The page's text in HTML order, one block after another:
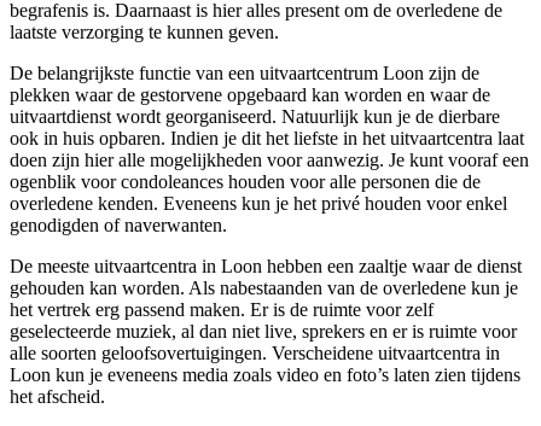
begrafenis is. Daarnaast is hier alles present om de overledene de
laatste verzorging te kunnen geven.
De belangrijkste functie van een uitvaartcentrum Loon zijn de
plekken waar de gestorvene opgebaard kan worden en waar de
uitvaartdienst wordt georganiseerd. Natuurlijk kun je de dierbare
ook in huis opbaren. Indien je dit het liefste in het uitvaartcentra laat
doen zijn hier alle mogelijkheden voor aanwezig. Je kunt vooraf een
ogenblik voor condoleances houden voor alle personen die de
overledene kenden. Eveneens kun je het privé houden voor enkel
genodigden of naverwanten.
De meeste uitvaartcentra in Loon hebben een zaaltje waar de dienst
gehouden kan worden. Als nabestaanden van de overledene kun je
het vertrek erg passend maken. Er is de ruimte voor zelf
geselecteerde muziek, al dan niet live, sprekers en er is ruimte voor
alle soorten geloofsovertuigingen. Verscheidene uitvaartcentra in
Loon kun je eveneens media zoals video en foto’s laten zien tijdens
het afscheid.